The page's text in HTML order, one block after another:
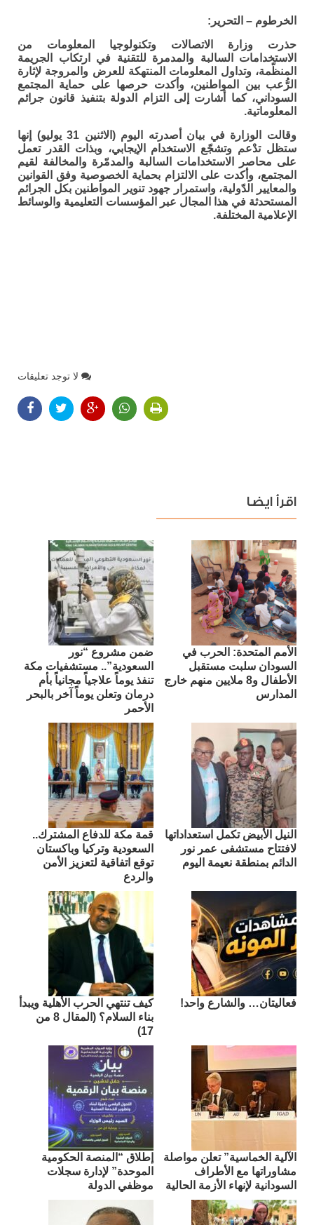
الخرطوم – التحرير:
حذرت وزارة الاتصالات وتكنولوجيا المعلومات من
الاستخدامات السالبة والمدمرة للتقنية في ارتكاب الجريمة
المنظّمة، وتداول المعلومات المنتهكة للعرض والمروجة لإثارة
الرُّعب بين المواطنين، وأكدت حرصها على حماية المجتمع
السوداني، كما أشارت إلى التزام الدولة بتنفيذ قانون جرائم
المعلوماتية.
وقالت الوزارة في بيان أصدرته اليوم (الاثنين 31 يوليو) إنها
ستظل تدْعم وتشجّع الاستخدام الإيجابي، وبذات القدر تعمل
على محاصر الاستخدامات السالبة والمدمّرة والمخالفة لقيم
المجتمع، وأكدت على الالتزام بحماية الخصوصية وفق القوانين
والمعايير الدّولية، واستمرار جهود تنوير المواطنين بكل الجرائم
المستحدثة في هذا المجال عبر المؤسسات التعليمية والوسائط
الإعلامية المختلفة.
لا توجد تعليقات
اقرأ ايضا
الأمم المتحدة: الحرب في
السودان سلبت مستقبل
الأطفال و8 ملايين منهم خارج
المدارس
ضمن مشروع “نور
السعودية”.. مستشفيات مكة
تنفذ يوماً علاجياً مجانياً بأم
درمان وتعلن يوماً آخر بالبحر
الأحمر
النيل الأبيض تكمل استعداداتها
لافتتاح مستشفى عمر نور
الدائم بمنطقة نعيمة اليوم
قمة مكة للدفاع المشترك..
السعودية وتركيا وباكستان
توقع اتفاقية لتعزيز الأمن
والردع
فعاليتان… والشارع واحد!
كيف تنتهي الحرب الأهلية ويبدأ
بناء السلام؟ (المقال 8 من
17)
الآلية الخماسية” تعلن مواصلة
مشاوراتها مع الأطراف
السودانية لإنهاء الأزمة الحالية
إطلاق “المنصة الحكومية
الموحدة” لإدارة سجلات
موظفي الدولة